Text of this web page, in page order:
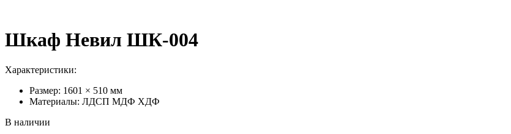
Шкаф Невил ШК-004
Характеристики:
Размер: 1601 × 510 мм
Материалы: ЛДСП МДФ ХДФ
В наличии